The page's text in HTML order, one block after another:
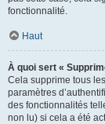
fonctionnalité.
Haut
À quoi sert «
Cela supprime tous
paramètres
des fonctionnalités
non lu) si cela a été